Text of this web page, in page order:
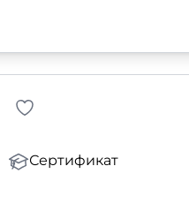
Сертификат